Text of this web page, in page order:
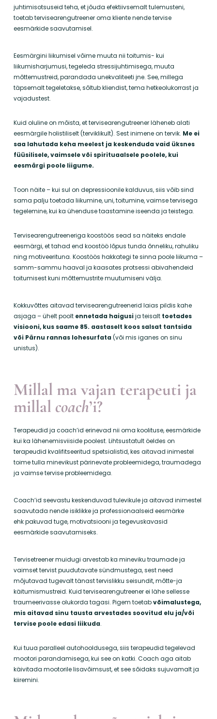
juhtimisotsuseid teha, et jõuda efektiivsemalt tulemusteni,
toetab tervisearengutreener oma kliente nende tervise
eesmärkide saavutamisel.
Eesmärgini liikumisel võime muuta nii toitumis- kui
liikumisharjumusi, tegeleda stressijuhtimisega, muuta
mõttemustreid, parandada unekvaliteeti jne. See, millega
täpsemalt tegeletakse, sõltub kliendist, tema hetkeolukorrast ja
vajadustest.
Kuid oluline on mõista, et tervisearengutreener läheneb alati
eesmärgile holistiliselt (terviklikult). Sest inimene on tervik. Me ei
saa lahutada keha meelest ja keskenduda vaid üksnes
füüsilisele, vaimsele või spirituaalsele poolele, kui
eesmärgi poole liigume.
Toon näite – kui sul on depressioonile kalduvus, siis võib sind
sama palju toetada liikumine, uni, toitumine, vaimse tervisega
tegelemine, kui ka ühenduse taastamine iseenda ja teistega.
Tervisearengutreeneriga koostöös sead sa näiteks endale
eesmärgi, et tahad end koostöö lõpus tunda õnneliku, rahuliku
ning motiveerituna. Koostöös hakkategi te sinna poole liikuma –
samm-sammu haaval ja kaasates protsessi abivahendeid
toitumisest kuni mõttemustrite muutumiseni välja.
Kokkuvõttes aitavad tervisearengutreenerid laias pildis kahe
asjaga – ühelt poolt ennetada haigusi ja teisalt toetades
visiooni, kus saame 85. aastaselt koos salsat tantsida
või Pärnu rannas lohesurfata(või mis iganes on sinu
unistus).
Millal ma vajan terapeuti ja
millal coach’i?
Terapeudid ja coach’id erinevad nii oma koolituse, eesmärkide
kui ka lähenemisviiside poolest. Lihtsustatult öeldes on
terapeudid kvalifitseeritud spetsialistid, kes aitavad inimestel
toime tulla minevikust pärinevate probleemidega, traumadega
ja vaimse tervise probleemidega.
Coach’id seevastu keskenduvad tulevikule ja aitavad inimestel
saavutada nende isiklikke ja professionaalseid eesmärke
ehkpakuvad tuge, motivatsiooni ja tegevuskavasid
eesmärkide saavutamiseks.
Tervisetreener muidugi arvestab ka mineviku traumade ja
vaimset tervist puudutavate sündmustega, sest need
mõjutavad tugevalt tänast tervislikku seisundit, mõtte-ja
käitumismustreid. Kuid tervisearengutreener ei lähe sellesse
traumeerivasse olukorda tagasi. Pigem toetabvõimalustega,
mis aitavad sinu tausta arvestades soovitud elu ja/või
tervise poole edasi liikuda.
Kui tuua paralleel autohooldusega, siis terapeudid tegelevad
mootori parandamisega, kui see on katki.Coach aga aitab
käivitada mootorile lisavõimsust, et see sõidaks sujuvamalt ja
kiiremini.